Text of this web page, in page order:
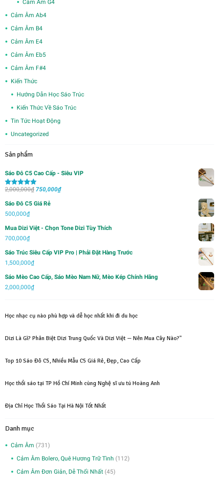
Cảm Âm G4
Cảm Âm Ab4
Cảm Âm B4
Cảm Âm E4
Cảm Âm Eb5
Cảm Âm F#4
Kiến Thức
Hướng Dẫn Học Sáo Trúc
Kiến Thức Về Sáo Trúc
Tin Tức Hoạt Động
Uncategorized
Sản phẩm
Sáo Đô C5 Cao Cấp - Siêu VIP
Được xếp
sao
2,000,000₫ Giá
750,000₫Giá
750,000₫.
Sáo Đô C5 Giá Rẻ
500,000₫
Mua Dizi Việt - Chọn Tone Dizi Tùy Thích
700,000₫
Sáo Trúc Siêu Cấp VIP Pro | Phải Đặt Hàng Trước
1,500,000₫
Sáo Mèo Cao Cấp, Sáo Mèo Nam Nữ, Mèo Kép Chính Hãng
2,000,000₫
Học nhạc cụ nào phù hợp và dễ học nhất khi đi du học
Dizi Là Gì? Phân Biệt Dizi Trung Quốc Và Dizi Việt — Nên Mua Cây Nào?"
Top 10 Sáo Đô C5, Nhiều Mẫu C5 Giá Rẻ, Đẹp, Cao Cấp
Học thổi sáo tại TP Hồ Chí Minh cùng Nghệ sĩ ưu tú Hoàng Anh
Địa Chỉ Học Thổi Sáo Tại Hà Nội Tốt Nhất
Danh mục
Cảm Âm (731)
Cảm Âm Bolero, Quê Hương Trữ Tình (112)
Cảm Âm Đơn Giản, Dễ Thổi Nhất (45)